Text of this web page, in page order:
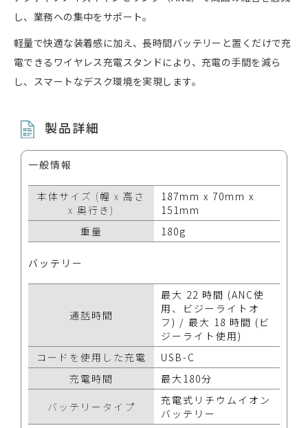
し、業務への集中をサポート。
軽量で快適な装着感に加え、長時間バッテリーと置くだけで充
電できるワイヤレス充電スタンドにより、充電の手間を減ら
し、スマートなデスク環境を実現します。
製品詳細
一般情報
本体サイズ (幅 x 高さ
x 奥行き)
187mm x 70mm x
151mm
重量
180g
バッテリー
通話時間
最大 22 時間 (ANC使
用、ビジーライトオ
フ) / 最大 18 時間 (ビ
ジーライト使用)
コードを使用した充電
USB-C
充電時間
最大180分
バッテリータイプ
充電式リチウムイオン
バッテリー